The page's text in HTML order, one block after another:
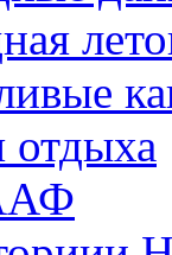
отдыха